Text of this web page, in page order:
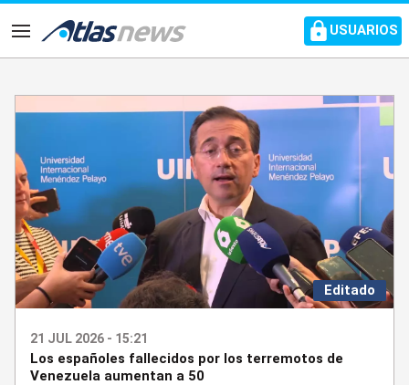
common.go-to-content
Navegación
USUARIOS
Editado
21 JUL 2026 - 15:21
Los españoles fallecidos por los terremotos de
Venezuela aumentan a 50